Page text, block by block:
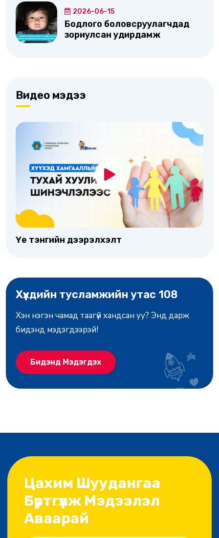
2026-06-15
Бодлого боловсруулагчдад
зориулсан удирдамж
Видео мэдээ
Үе тэнгийн дээрэлхэлт
Хүүхдийн тусламжийн утас 108
Хэн нэгэн чамад таагүй хандсан уу? Энд дарж
бидэнд мэдэгдээрэй!
Бидэнд Мэдэгдэх
Цахим Шуудангаа
Бүртгүүлж Мэдээлэл
Аваарай